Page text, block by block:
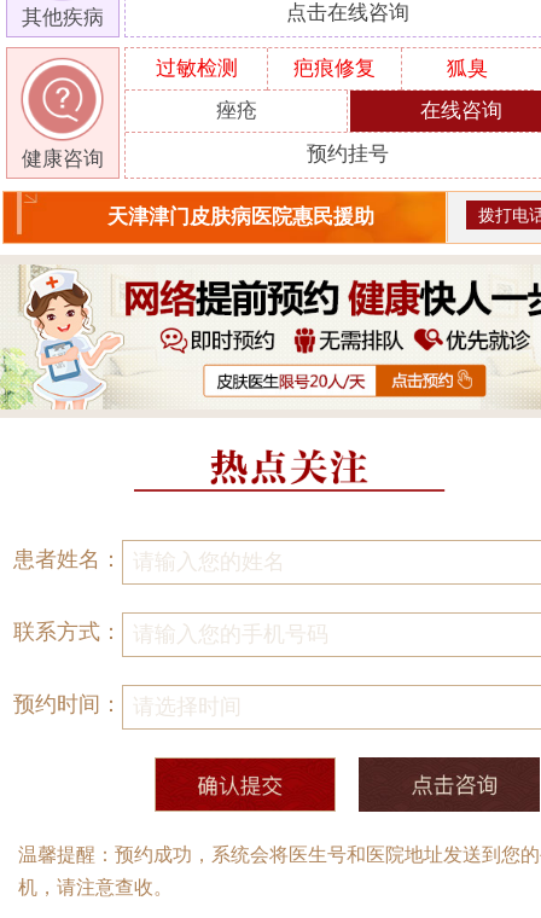
其他疾病 点击在线咨询
健康咨询
过敏检测 疤痕修复
狐臭
痤疮
在线咨询
预约挂号
天津津门皮肤病医院惠民援助 拨打电
患者姓名：
联系方式：
预约时间：
温馨提醒：预约成功，系统会将医生号和医院地址发送到您
机，请注意查收。